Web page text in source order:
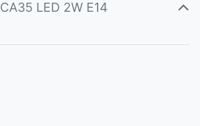
CA35 LED 2W E14